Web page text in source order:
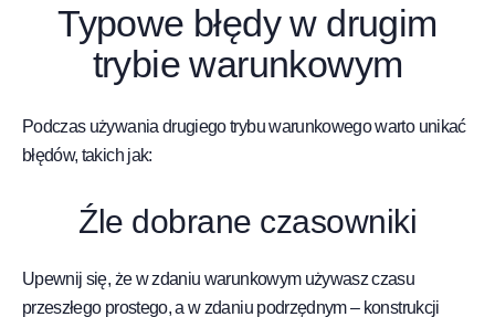
Typowe błędy w drugim
trybie warunkowym
Podczas używania drugiego trybu warunkowego warto unikać
błędów, takich jak:
Źle dobrane czasowniki
Upewnij się, że w zdaniu warunkowym używasz czasu
przeszłego prostego, a w zdaniu podrzędnym – konstrukcji